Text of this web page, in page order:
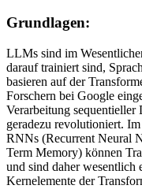
Grundlagen:
LLMs sind im
darauf trainiert sind,
basieren auf der
Forschern bei Google
Verarbeitung
geradezu revolutioniert.
RNNs (Recurrent Neural
Term Memory) können
und sind daher wesentlich
Kernelemente der